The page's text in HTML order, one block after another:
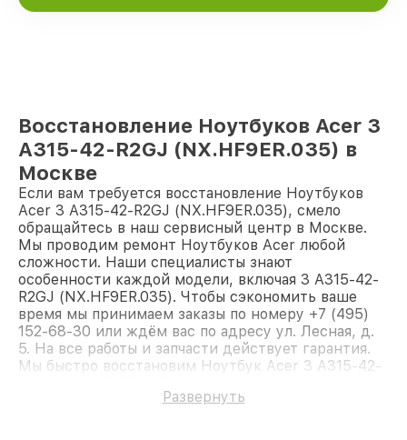
Восстановление Ноутбуков Acer 3
A315-42-R2GJ (NX.HF9ER.035) в
Москве
Если вам требуется восстановление Ноутбуков
Acer 3 A315-42-R2GJ (NX.HF9ER.035), смело
обращайтесь в наш сервисный центр в Москве.
Мы проводим ремонт Ноутбуков Acer любой
сложности. Наши специалисты знают
особенности каждой модели, включая 3 A315-42-
R2GJ (NX.HF9ER.035). Чтобы сэкономить ваше
время мы принимаем заказы по номеру +7 (495)
152-68-30 или ждём вас по адресу ул. Лесная, д.
5. На все работы и запчасти действует гарантия.
Мы быстро восстановим Ноутбук Acer 3 A315-42-
Развернуть